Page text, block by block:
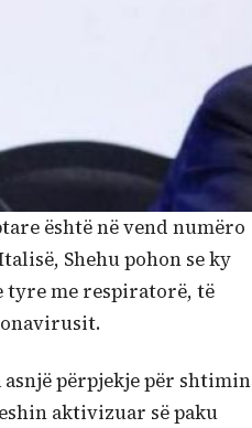
është në vend numëro
Shehu pohon se ky
tyre me respiratorë, të
asnjë përpjekje për shtimin
aktivizuar së paku